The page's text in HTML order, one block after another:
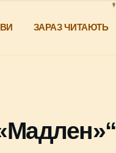
ЗАРАЗ ЧИТАЮТЬ